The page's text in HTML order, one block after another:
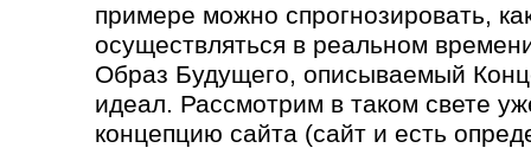
примере можно спрогнозировать,
осуществляться в реальном
Образ Будущего, описываемый
идеал. Рассмотрим в таком свете
концепцию сайта (сайт и есть